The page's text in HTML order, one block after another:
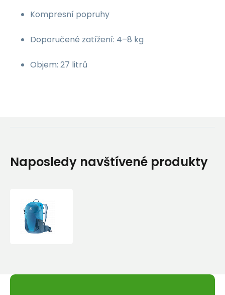
Kompresní popruhy
Doporučené zatížení: 4–8 kg
Objem: 27 litrů
Naposledy navštívené produkty